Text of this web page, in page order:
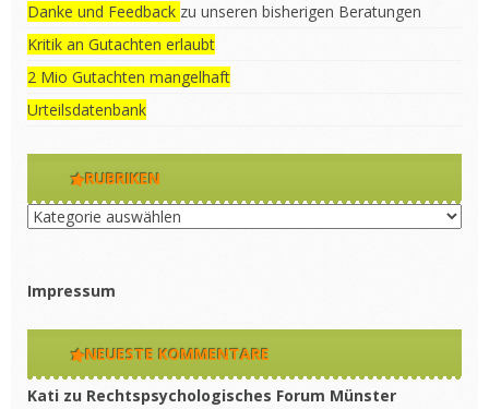
Danke und Feedback zu unseren bisherigen Beratungen
Kritik an Gutachten erlaubt
2 Mio Gutachten mangelhaft
Urteilsdatenbank
RUBRIKEN
Rubriken
Impressum
NEUESTE KOMMENTARE
Kati zu Rechtspsychologisches Forum Münster